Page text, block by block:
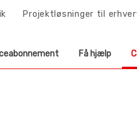
Projektløsninger til
Få hjælp